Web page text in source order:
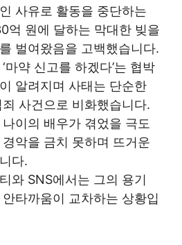
사유로 활동을 중단하는
억 원에 달하는 막대한 빚을
벌여왔음을 고백했습니다.
마약 신고를 하겠다’는 협박
알려지며 사태는 단순한
사건으로 비화했습니다.
이의 배우가 겪었을 극도
악을 금치 못하며 뜨거운
다.
와 SNS에서는 그의 용기
타까움이 교차하는 상황입